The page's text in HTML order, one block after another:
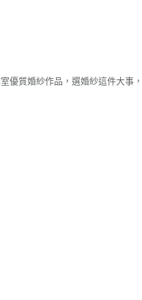
優質婚紗作品，選婚紗這件大事